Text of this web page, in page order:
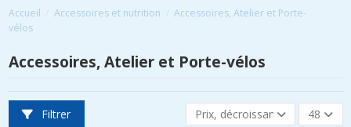
Accueil Accessoires et nutrition
Accessoires, Atelier et Porte-
vélos
Accessoires, Atelier et Porte-vélos
Filtrer Prix, décroissant 48